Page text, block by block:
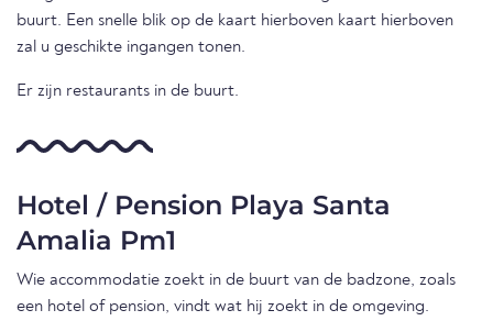
buurt. Een snelle blik op de kaart hierboven kaart hierboven
zal u geschikte ingangen tonen.
Er zijn restaurants in de buurt.
Hotel / Pension Playa Santa
Amalia Pm1
Wie accommodatie zoekt in de buurt van de badzone, zoals
een hotel of pension, vindt wat hij zoekt in de omgeving.